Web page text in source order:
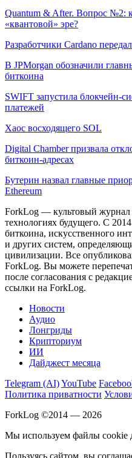
Quantum & After. Вопрос №2:
«квантовой» эре?
Разработчики Cardano
В JPMorgan обозначили
биткоина
SWIFT запустила блокчейн-
платежей
Хаос восходящего SOL
Digital Chamber призвала
биткоин-адресах
Бутерин назвал главные
Ethereum
ForkLog — культовый
технологиях будущего. С
биткоина, искусственного
и других систем,
цивилизации. Все
ForkLog. Вы можете
после согласования с
ссылки на ForkLog.
Новости
Аудио
Лонгриды
Крипториум
ИИ
Дайджест месяца
Telegram (AI)YouTube
Политика приватности
ForkLog ©2014 — 2026
Мы используем файлы cookie
Пользуясь сайтом, вы